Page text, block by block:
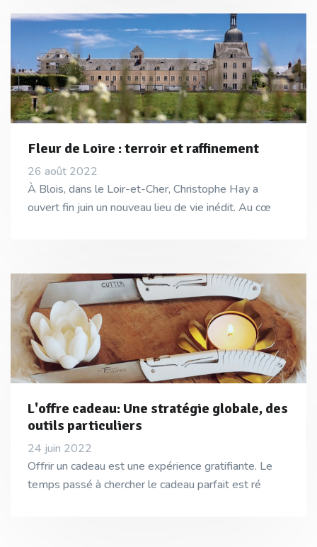
Fleur de Loire : terroir et raffinement
26 août 2022
À Blois, dans le Loir-et-Cher, Christophe Hay a
ouvert fin juin un nouveau lieu de vie inédit. Au cœ
L'offre cadeau: Une stratégie globale, des
outils particuliers
24 juin 2022
Offrir un cadeau est une expérience gratifiante. Le
temps passé à chercher le cadeau parfait est ré